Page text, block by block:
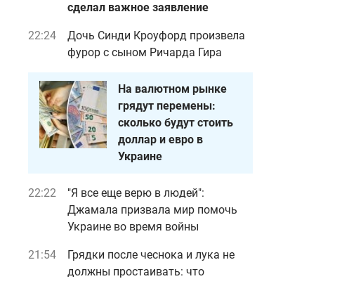
сделал важное заявление
22:24
Дочь Синди Кроуфорд произвела
фурор с сыном Ричарда Гира
На валютном рынке
грядут перемены:
сколько будут стоить
доллар и евро в
Украине
22:22
"Я все еще верю в людей":
Джамала призвала мир помочь
Украине во время войны
21:54
Грядки после чеснока и лука не
должны простаивать: что